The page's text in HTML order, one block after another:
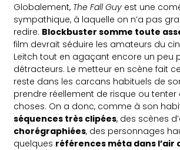
Globalement, The Fall Guy est une
sympathique, à laquelle on n’a pas
redire. Blockbuster somme toute
film devrait séduire les amateurs du
Leitch tout en agaçant encore un peu
détracteurs. Le metteur en scène fait
reste dans les carcans habituels de
prendre réellement de risque ou tenter
choses. On a donc, comme à son
séquences très clipées, des scènes
chorégraphiées, des personnages
quelques références méta dans l’air